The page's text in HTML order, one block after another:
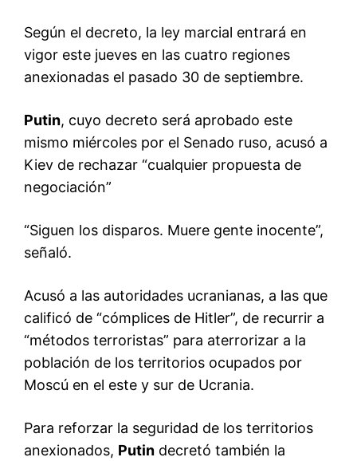
Según el decreto, la ley marcial entrará en
vigor este jueves en las cuatro regiones
anexionadas el pasado 30 de septiembre.
Putin, cuyo decreto será aprobado este
mismo miércoles por el Senado ruso, acusó a
Kiev de rechazar “cualquier propuesta de
negociación”
“Siguen los disparos. Muere gente inocente”,
señaló.
Acusó a las autoridades ucranianas, a las que
calificó de “cómplices de Hitler”, de recurrir a
“métodos terroristas” para aterrorizar a la
población de los territorios ocupados por
Moscú en el este y sur de Ucrania.
Para reforzar la seguridad de los territorios
anexionados, Putin decretó también la